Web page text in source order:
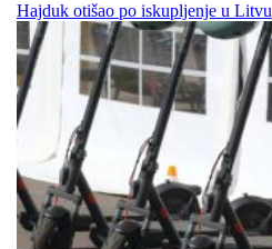
Hajduk otišao po iskupljenje u Litvu